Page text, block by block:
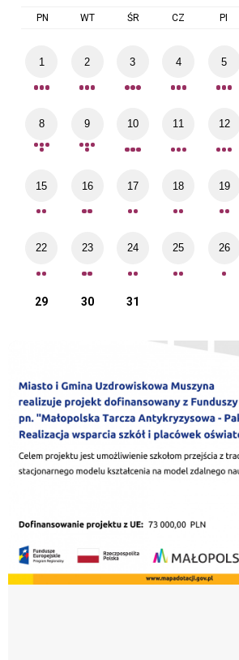
PN WT ŚR CZ PI
1 2 3 4 5
8 9 10 11 12
15 16 17 18 19
22 23 24 25 26
29 30 31
„Małopolska Tarcza Antykryzysowa - Pakiet Edukacyjny II.